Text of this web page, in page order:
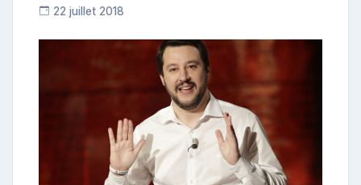
22 juillet 2018
e
u
r